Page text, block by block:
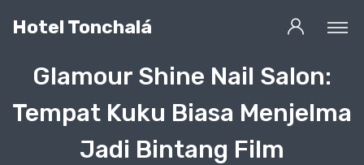
Hotel Tonchalá
Glamour Shine Nail Salon:
Tempat Kuku Biasa Menjelma
Jadi Bintang Film